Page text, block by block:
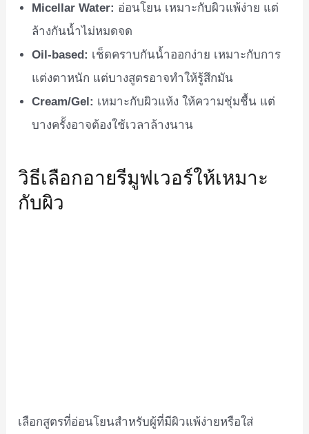
Micellar Water: อ่อนโยน เหมาะกับผิวแพ้ง่าย แต่
ล้างกันน้ำไม่หมดจด
Oil-based: เช็ดคราบกันน้ำออกง่าย เหมาะกับการ
แต่งตาหนัก แต่บางสูตรอาจทำให้รู้สึกมัน
Cream/Gel: เหมาะกับผิวแห้ง ให้ความชุ่มชื้น แต่
บางครั้งอาจต้องใช้เวลาล้างนาน
วิธีเลือกอายรีมูฟเวอร์ให้เหมาะ
กับผิว
เลือกสูตรที่อ่อนโยนสำหรับผู้ที่มีผิวแพ้ง่ายหรือใส่